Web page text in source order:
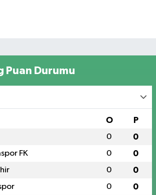
Puan Durumu
O P
0 0
FK 0 0
0 0
0 0